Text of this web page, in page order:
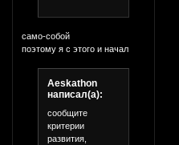
само-собой
поэтому я с этого и начал
Aeskathon
написал(а):
сообщите
критерии
развития,